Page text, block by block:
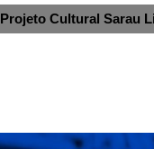
Projeto Cultural Sarau